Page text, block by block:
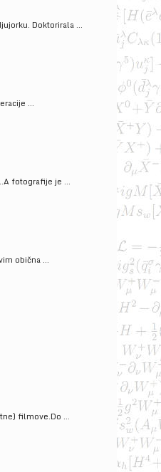
Doktorirala ...
...
fotografije je ...
obična ...
filmove.Do ...